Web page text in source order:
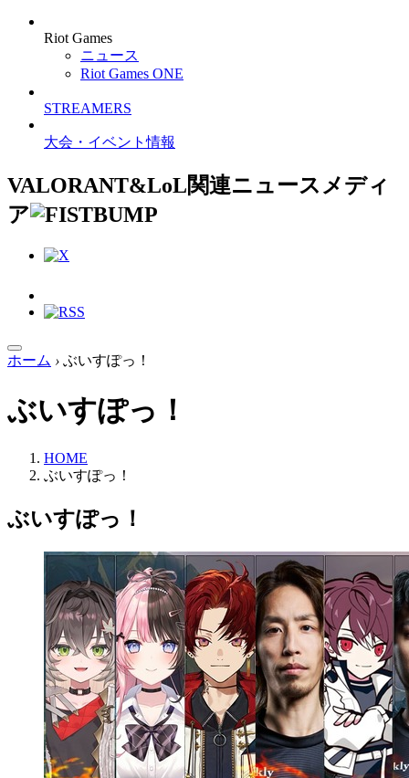
Riot Games
ニュース
Riot Games ONE
STREAMERS
大会・イベント情報
VALORANT&LoL関連ニュースメディ
ア
ホーム › ぶいすぽっ！
ぶいすぽっ！
HOME
ぶいすぽっ！
ぶいすぽっ！